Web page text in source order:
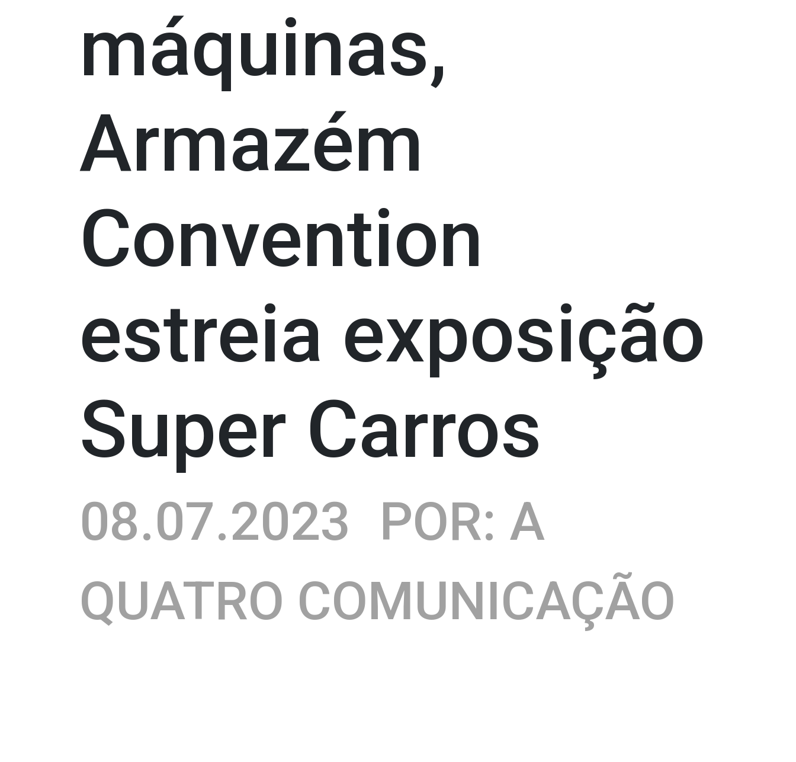
máquinas,
Armazém
Convention
estreia exposição
Super Carros
08.07.2023 POR: A
QUATRO COMUNICAÇÃO